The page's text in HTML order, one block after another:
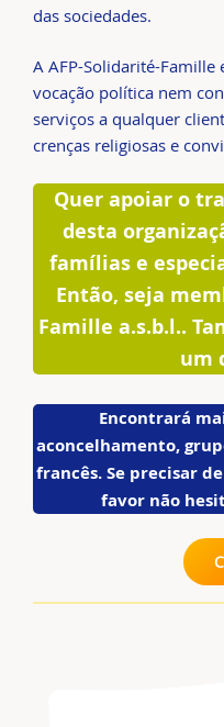
das sociedades.
A AFP-Solidarité-Famille
vocação política nem
serviços a qualquer
crenças religiosas e
Quer apoiar o
desta
famílias e
Então, seja
Famille a.s.b.l..
um
Encontrará
aconcelhamento,
francês. Se precisar
favor não